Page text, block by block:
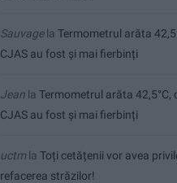
Sauvagela Termometrul arăta
CJAS au fost și mai fierbinți
Jean la Termometrul arăta 42,5°C,
CJAS au fost și mai fierbinți
uctmla Toți cetățenii vor avea
refacerea străzilor!